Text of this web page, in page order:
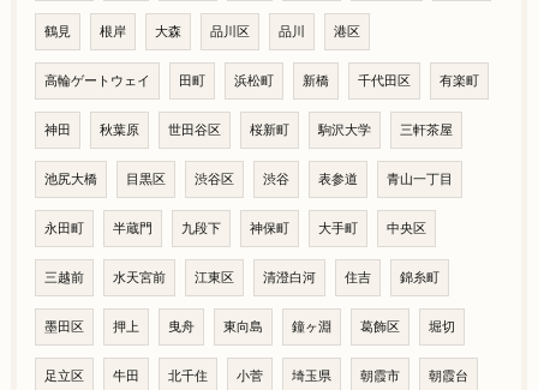
鶴見 根岸 大森 品川区 品川 港区
高輪ゲートウェイ 田町 浜松町 新橋 千代田区 有楽町
神田 秋葉原 世田谷区 桜新町 駒沢大学 三軒茶屋
池尻大橋 目黒区 渋谷区 渋谷 表参道 青山一丁目
永田町 半蔵門 九段下 神保町 大手町 中央区
三越前 水天宮前 江東区 清澄白河 住吉 錦糸町
墨田区 押上 曳舟 東向島 鐘ヶ淵 葛飾区 堀切
足立区 牛田 北千住 小菅 埼玉県 朝霞市 朝霞台